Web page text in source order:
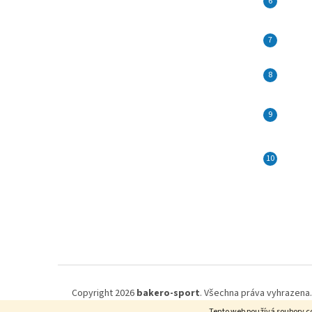
Copyright 2026 bakero-sport. Všechna práva vyhrazena.